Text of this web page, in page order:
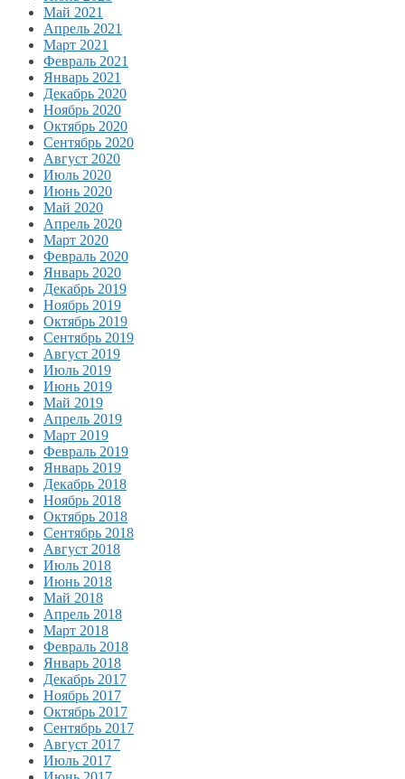
Май 2021
Апрель 2021
Март 2021
Февраль 2021
Январь 2021
Декабрь 2020
Ноябрь 2020
Октябрь 2020
Сентябрь 2020
Август 2020
Июль 2020
Июнь 2020
Май 2020
Апрель 2020
Март 2020
Февраль 2020
Январь 2020
Декабрь 2019
Ноябрь 2019
Октябрь 2019
Сентябрь 2019
Август 2019
Июль 2019
Июнь 2019
Май 2019
Апрель 2019
Март 2019
Февраль 2019
Январь 2019
Декабрь 2018
Ноябрь 2018
Октябрь 2018
Сентябрь 2018
Август 2018
Июль 2018
Июнь 2018
Май 2018
Апрель 2018
Март 2018
Февраль 2018
Январь 2018
Декабрь 2017
Ноябрь 2017
Октябрь 2017
Сентябрь 2017
Август 2017
Июль 2017